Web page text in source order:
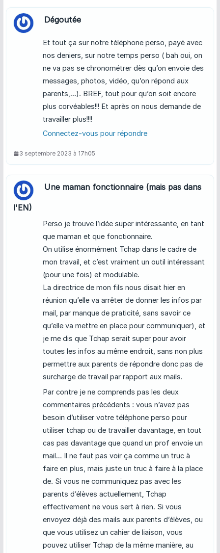
Dégoutée
Et tout ça sur notre téléphone perso, payé avec
nos deniers, sur notre temps perso ( bah oui, on
ne va pas se chronométrer dès qu’on envoie des
messages, photos, vidéo, qu’on répond aux
parents,…). BREF, tout pour qu’on soit encore
plus corvéables!!! Et après on nous demande de
travailler plus!!!!
Connectez-vous pour répondre
3 septembre 2023 à 17h05
Une maman fonctionnaire (mais pas dans
l'EN)
Perso je trouve l’idée super intéressante, en tant
que maman et que fonctionnaire.
On utilise énormément Tchap dans le cadre de
mon travail, et c’est vraiment un outil intéressant
(pour une fois) et modulable.
La directrice de mon fils nous disait hier en
réunion qu’elle va arrêter de donner les infos par
mail, par manque de praticité, sans savoir ce
qu’elle va mettre en place pour communiquer), et
je me dis que Tchap serait super pour avoir
toutes les infos au même endroit, sans non plus
permettre aux parents de répondre donc pas de
surcharge de travail par rapport aux mails.
Par contre je ne comprends pas les deux
commentaires précédents : vous n’avez pas
besoin d’utiliser votre téléphone perso pour
utiliser tchap ou de travailler davantage, en tout
cas pas davantage que quand un prof envoie un
mail… Il ne faut pas voir ça comme un truc à
faire en plus, mais juste un truc à faire à la place
de. Si vous ne communiquez pas avec les
parents d’élèves actuellement, Tchap
effectivement ne vous sert à rien. Si vous
envoyez déjà des mails aux parents d’élèves, ou
que vous utilisez un cahier de liaison, vous
pouvez utiliser Tchap de la même manière, au